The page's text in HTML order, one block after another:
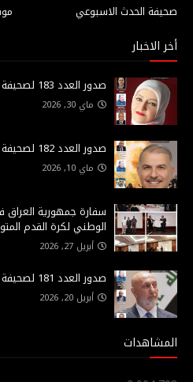
صحيفة الحدث الاسبوعي
أخر الاخبار
صدور العدد 183 لصحيفة الحدث الاسبوعي من لندن
ماي 30, 2026
صدور العدد 182 لصحيفة الحدث الاسبوعي من لندن
ماي 10, 2026
سفارة جمهورية
الوطني لكرة القدم
أبريل 27, 2026
صدور العدد 181 لصحيفة الحدث الاسبوعي من لندن
أبريل 20, 2026
المشاهدات